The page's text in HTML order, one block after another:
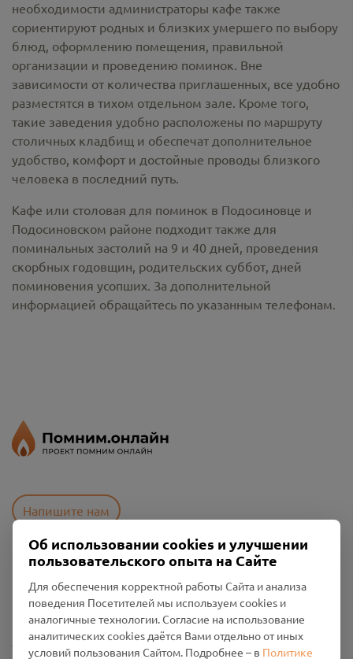
необходимости администраторы кафе также
сориентируют родных и близких умершего по выбору
блюд, оформлению помещения, правильной
организации и проведению поминок. Вне
зависимости от количества приглашенных, все удобно
разместятся в тихом отдельном зале. Кроме того,
такие заведения удобно расположены по маршруту
столичных кладбищ и обеспечат дополнительное
удобство, комфорт и достойные проводы близкого
человека в последний путь.
Кафе или столовая для поминок в Подосиновце и
Подосиновском районе подходит также для
поминальных застолий на 9 и 40 дней, проведения
скорбных годовщин, родительских суббот, дней
поминовения усопших. За дополнительной
информацией обращайтесь по указанным телефонам.
Напишите нам
Политика конфиденциальности
Промо-материалы
Настройки cookies
Об использовании cookies и улучшении
пользовательского опыта на Сайте
Для обеспечения корректной работы Сайта и анализа
поведения Посетителей мы используем cookies и
аналогичные технологии. Согласие на использование
аналитических cookies даётся Вами отдельно от иных
условий пользования Сайтом. Подробнее – в Политике